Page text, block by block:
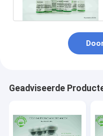
Geadviseerde